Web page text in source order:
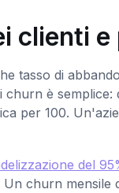
clienti
tasso di
churn è
per 100.
del
churn